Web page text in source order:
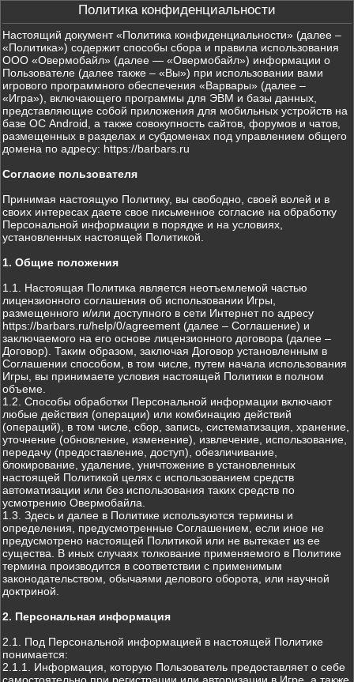
Политика конфиденциальности
Настоящий документ «Политика конфиденциальности» (далее –
«Политика») содержит способы сбора и правила использования
ООО «Овермобайл» (далее — «Овермобайл») информации о
Пользователе (далее также – «Вы») при использовании вами
игрового программного обеспечения «Варвары» (далее –
«Игра»), включающего программы для ЭВМ и базы данных,
представляющие собой приложения для мобильных устройств на
базе ОС Android, а также совокупность сайтов, форумов и чатов,
размещенных в разделах и субдоменах под управлением общего
домена по адресу: https://barbars.ru
Согласие пользователя
Принимая настоящую Политику, вы свободно, своей волей и в
своих интересах даете свое письменное согласие на обработку
Персональной информации в порядке и на условиях,
установленных настоящей Политикой.
1. Общие положения
1.1. Настоящая Политика является неотъемлемой частью
лицензионного соглашения об использовании Игры,
размещенного и/или доступного в сети Интернет по адресу
https://barbars.ru/help/0/agreement (далее – Соглашение) и
заключаемого на его основе лицензионного договора (далее –
Договор). Таким образом, заключая Договор установленным в
Соглашении способом, в том числе, путем начала использования
Игры, вы принимаете условия настоящей Политики в полном
объеме.
1.2. Способы обработки Персональной информации включают
любые действия (операции) или комбинацию действий
(операций), в том числе, сбор, запись, систематизация, хранение,
уточнение (обновление, изменение), извлечение, использование,
передачу (предоставление, доступ), обезличивание,
блокирование, удаление, уничтожение в установленных
настоящей Политикой целях с использованием средств
автоматизации или без использования таких средств по
усмотрению Овермобайла.
1.3. Здесь и далее в Политике используются термины и
определения, предусмотренные Соглашением, если иное не
предусмотрено настоящей Политикой или не вытекает из ее
существа. В иных случаях толкование применяемого в Политике
термина производится в соответствии с применимым
законодательством, обычаями делового оборота, или научной
доктриной.
2. Персональная информация
2.1. Под Персональной информацией в настоящей Политике
понимается:
2.1.1. Информация, которую Пользователь предоставляет о себе